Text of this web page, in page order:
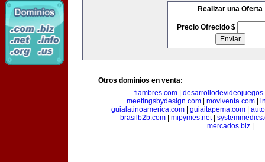
Realizar una Oferta
Precio Ofrecido $
Otros dominios en venta:
fiambres.com|
meetingsbydesign.com
moviventa.com
guialatinoamerica.com
guiaitapema.com
brasilb2b.com
mipymes.net|
mercados.biz|